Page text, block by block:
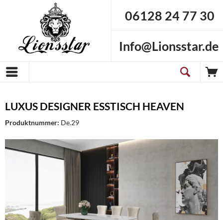
06128 24 77 30
Info@Lionsstar.de
LUXUS DESIGNER ESSTISCH HEAVEN
Produktnummer: De.29